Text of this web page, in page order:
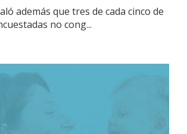
además que tres de cada cinco de
no cong...